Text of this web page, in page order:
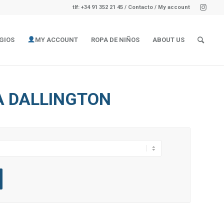
tlf: +34 91 352 21 45 / Contacto/ My account
MY ACCOUNT ROPA DE NIÑOS ABOUT US
DALLINGTON